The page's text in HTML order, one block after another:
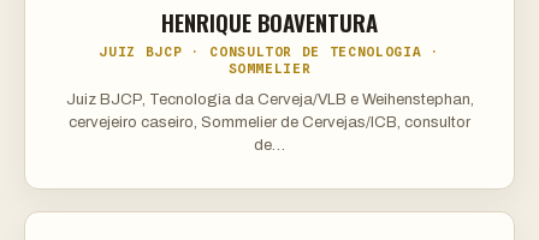
HENRIQUE BOAVENTURA
JUIZ BJCP · CONSULTOR DE TECNOLOGIA ·
SOMMELIER
Juiz BJCP, Tecnologia da Cerveja/VLB e Weihenstephan,
cervejeiro caseiro, Sommelier de Cervejas/ICB, consultor
de…